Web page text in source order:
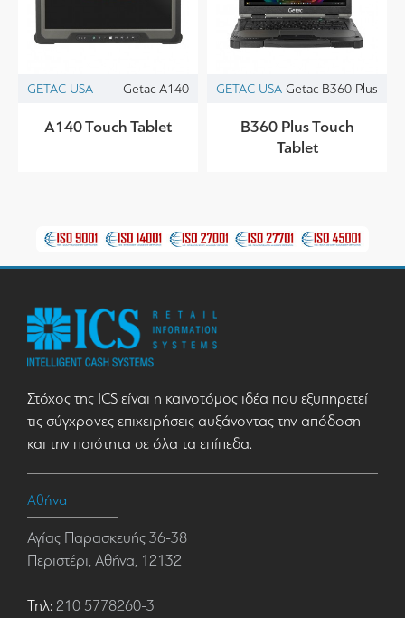
GETAC USA Getac A140
A140 Touch Tablet
GETAC USA Getac B360 Plus
B360 Plus Touch
Tablet
Στόχος της ICS είναι η καινοτόμος ιδέα που εξυπηρετεί
τις σύγχρονες επιχειρήσεις αυξάνοντας την απόδοση
και την ποιότητα σε όλα τα επίπεδα.
Αθήνα
Αγίας Παρασκευής 36-38
Περιστέρι, Αθήνα, 12132
Τηλ: 210 5778260-3